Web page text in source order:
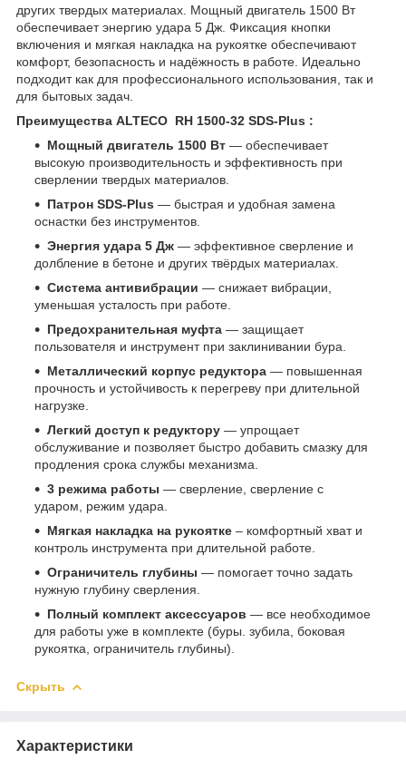
других твердых материалах. Мощный двигатель 1500 Вт
обеспечивает энергию удара 5 Дж. Фиксация кнопки
включения и мягкая накладка на рукоятке обеспечивают
комфорт, безопасность и надёжность в работе. Идеально
подходит как для профессионального использования, так и
для бытовых задач.
Преимущества ALTECO RH 1500-32 SDS-Plus :
Мощный двигатель 1500 Вт — обеспечивает
высокую производительность и эффективность при
сверлении твердых материалов.
Патрон SDS-Plus — быстрая и удобная замена
оснастки без инструментов.
Энергия удара 5 Дж — эффективное сверление и
долбление в бетоне и других твёрдых материалах.
Система антивибрации — снижает вибрации,
уменьшая усталость при работе.
Предохранительная муфта — защищает
пользователя и инструмент при заклинивании бура.
Металлический корпус редуктора — повышенная
прочность и устойчивость к перегреву при длительной
нагрузке.
Легкий доступ к редуктору — упрощает
обслуживание и позволяет быстро добавить смазку для
продления срока службы механизма.
3 режима работы — сверление, сверление с
ударом, режим удара.
Мягкая накладка на рукоятке – комфортный хват и
контроль инструмента при длительной работе.
Ограничитель глубины — помогает точно задать
нужную глубину сверления.
Полный комплект аксессуаров — все необходимое
для работы уже в комплекте (буры. зубила, боковая
рукоятка, ограничитель глубины).
Скрыть
Характеристики